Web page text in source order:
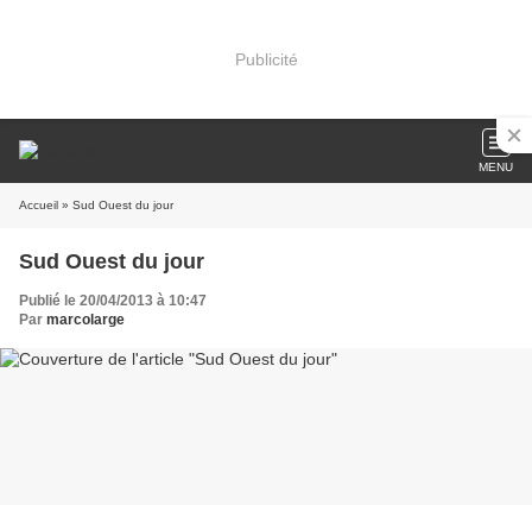
Publicité
MENU
Accueil » Sud Ouest du jour
Sud Ouest du jour
Publié le 20/04/2013 à 10:47
Par marcolarge